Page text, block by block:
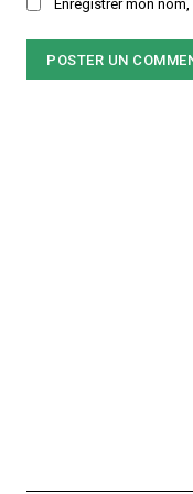
Enregistrer mon